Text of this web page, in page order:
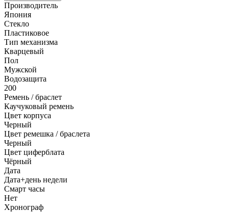
Производитель
Япония
Стекло
Пластиковое
Тип механизма
Кварцевый
Пол
Мужской
Водозащита
200
Ремень / браслет
Каучуковый ремень
Цвет корпуса
Черный
Цвет ремешка / браслета
Черный
Цвет циферблата
Чёрный
Дата
Дата+день недели
Смарт часы
Нет
Хронограф